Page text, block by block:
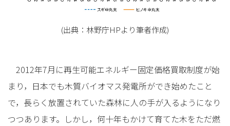
(出典：林野庁HPより筆者作成)
2012年7月に再生可能エネルギー固定価格買取制度が始
まり，日本でも木質バイオマス発電所ができ始めたこと
で，長らく放置されていた森林に人の手が入るようになり
つつあります。しかし，何十年もかけて育てた木をただ燃